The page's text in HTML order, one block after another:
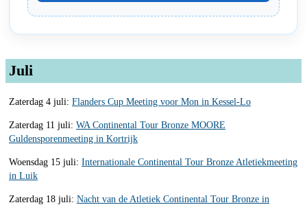
Juli
Zaterdag 4 juli: Flanders Cup Meeting voor Mon in Kessel-Lo
Zaterdag 11 juli: WA Continental Tour Bronze MOORE
Guldensporenmeeting in Kortrijk
Woensdag 15 juli: Internationale Continental Tour Bronze Atletiekmeeting
in Luik
Zaterdag 18 juli: Nacht van de Atletiek Continental Tour Bronze in